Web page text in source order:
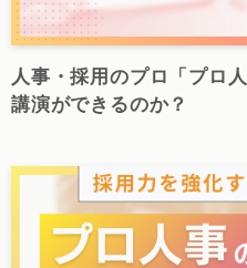
人事・採用のプロ「プロ
講演ができるのか？